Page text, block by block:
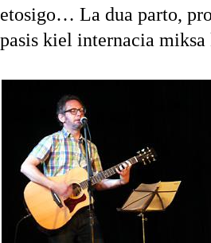
etosigo… La dua parto,
pasis kiel internacia